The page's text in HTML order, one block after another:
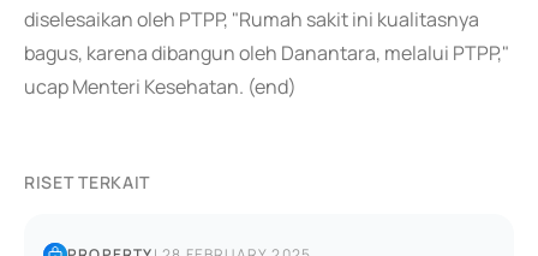
diselesaikan oleh PTPP, "Rumah sakit ini kualitasnya
bagus, karena dibangun oleh Danantara, melalui PTPP,"
ucap Menteri Kesehatan. (end)
RISET TERKAIT